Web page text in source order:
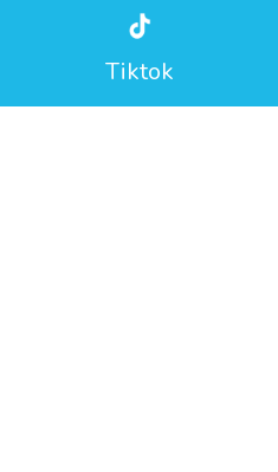
Tiktok